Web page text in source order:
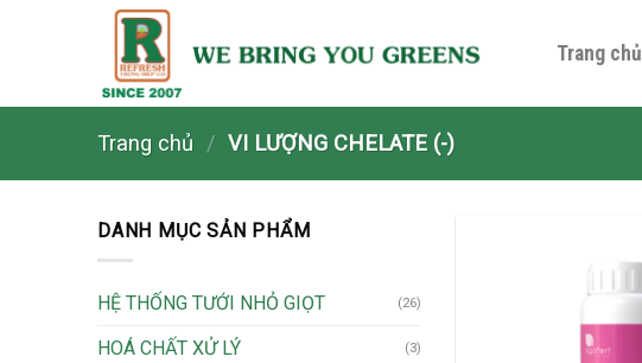
Trang chủ
Trang chủ / VI LƯỢNG CHELATE (-)
DANH MỤC SẢN PHẨM
HỆ THỐNG TƯỚI NHỎ GIỌT (26)
HOÁ CHẤT XỬ LÝ (3)